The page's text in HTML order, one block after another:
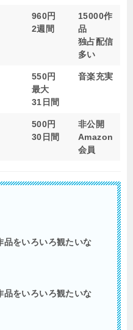
960円
2週間
15000作
品
独占配信
多い
550円
最大
31日間
音楽充実
500円
30日間
非公開
Amazon
会員
品をいろいろ観たいな
品をいろいろ観たいな